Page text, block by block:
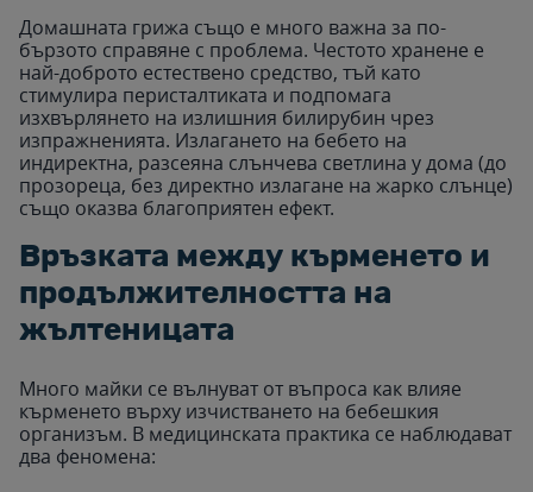
Домашната грижа също е много важна за по-
бързото справяне с проблема. Честото хранене е
най-доброто естествено средство, тъй като
стимулира перисталтиката и подпомага
изхвърлянето на излишния билирубин чрез
изпражненията. Излагането на бебето на
индиректна, разсеяна слънчева светлина у дома (до
прозореца, без директно излагане на жарко слънце)
също оказва благоприятен ефект.
Връзката между кърменето и
продължителността на
жълтеницата
Много майки се вълнуват от въпроса как влияе
кърменето върху изчистването на бебешкия
организъм. В медицинската практика се наблюдават
два феномена: